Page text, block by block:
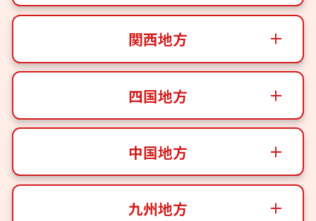
関西地方
四国地方
中国地方
九州地方